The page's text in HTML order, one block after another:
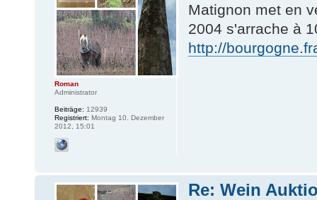
Matignon met en
2004 s'arrache à
http://
Roman
Administrator
Beiträge: 12939
Registriert: Montag 10. Dezember
2012, 15:01
Re: Wein